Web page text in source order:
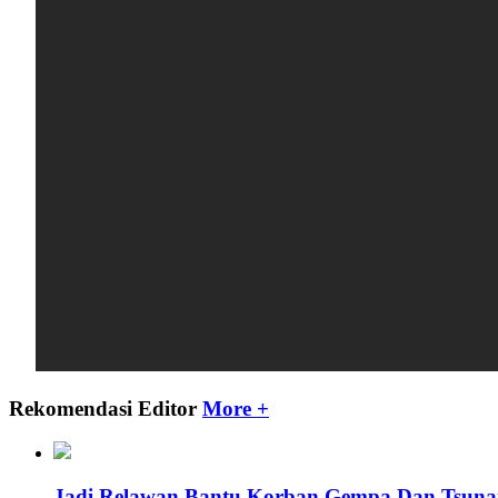
Rekomendasi Editor More +